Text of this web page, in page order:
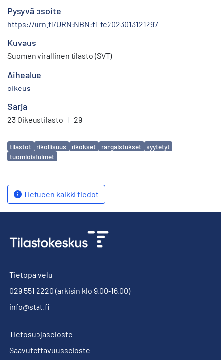
Pysyvä osoite
https://urn.fi/URN:NBN:fi-fe2023013121297
Kuvaus
Suomen virallinen tilasto (SVT)
Aihealue
oikeus
Sarja
23 Oikeustilasto | 29
Avainsanat
tilastot rikollisuus rikokset rangaistukset
syytetyt
tuomioistuimet
Tietueen kaikki tiedot
Tietopalvelu
029 551 2220 (arkisin klo 9.00-16.00)
info@stat.fi
Tietosuojaseloste
Saavutettavuusseloste